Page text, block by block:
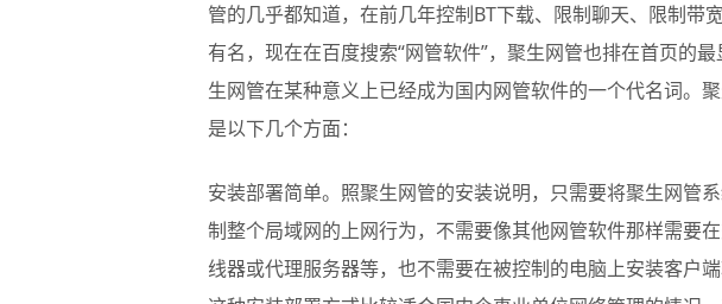
管的几乎都知道，在前几年控制BT下载、限制聊天、限制带
有名，现在在百度搜索“网管软件”，聚生网管也排在首页的
生网管在某种意义上已经成为国内网管软件的一个代名词。
是以下几个方面：
安装部署简单。照聚生网管的安装说明，只需要将聚生网管
制整个局域网的上网行为，不需要像其他网管软件那样需要
线器或代理服务器等，也不需要在被控制的电脑上安装客户